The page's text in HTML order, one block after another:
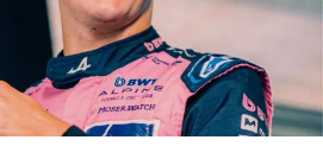
la resolución se señala que la
de la solicitud hacen
de la documentación